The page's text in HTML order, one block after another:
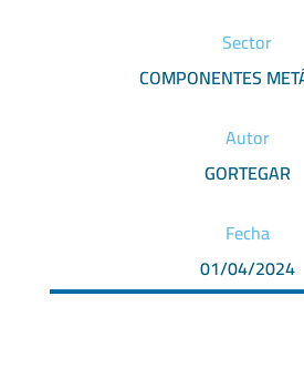
Sector
COMPONENTES
Autor
GORTEGAR
Fecha
01/04/2024